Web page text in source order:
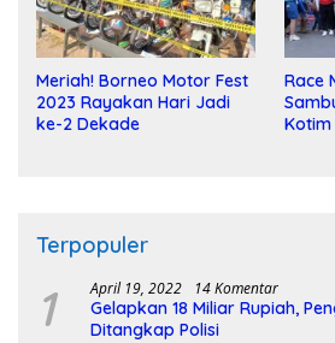
Meriah! Borneo Motor Fest
2023 Rayakan Hari Jadi
ke-2 Dekade
Race
Terpopuler
1 April 19, 2022 14 Komentar
Gelapkan 18 Miliar Rupiah,
Ditangkap Polisi